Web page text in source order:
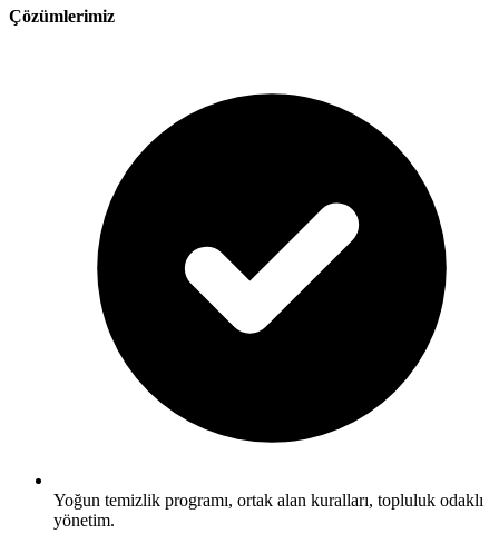
Çözümlerimiz
Yoğun temizlik programı, ortak alan kuralları, topluluk odaklı
yönetim.